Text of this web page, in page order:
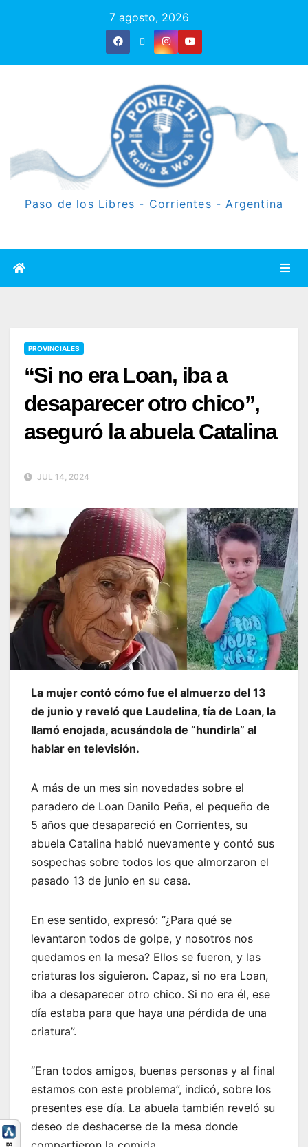
7 agosto, 2026
Paso de los Libres - Corrientes - Argentina
PROVINCIALES
“Si no era Loan, iba a
desaparecer otro chico”,
aseguró la abuela Catalina
JUL 14, 2024
La mujer contó cómo fue el almuerzo del 13
de junio y reveló que Laudelina, tía de Loan, la
llamó enojada, acusándola de “hundirla” al
hablar en televisión.
A más de un mes sin novedades sobre el
paradero de Loan Danilo Peña, el pequeño de
5 años que desapareció en Corrientes, su
abuela Catalina habló nuevamente y contó sus
sospechas sobre todos los que almorzaron el
pasado 13 de junio en su casa.
En ese sentido, expresó: “¿Para qué se
levantaron todos de golpe, y nosotros nos
quedamos en la mesa? Ellos se fueron, y las
criaturas los siguieron. Capaz, si no era Loan,
iba a desaparecer otro chico. Si no era él, ese
día estaba para que haya una pérdida de una
criatura”.
“Eran todos amigos, buenas personas y al final
estamos con este problema”, indicó, sobre los
presentes ese día. La abuela también reveló su
deseo de deshacerse de la mesa donde